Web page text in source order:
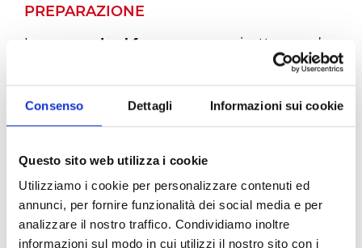
Consenso Dettagli Informazioni sui cookie
Questo sito web utilizza i cookie
Utilizziamo i cookie per personalizzare contenuti ed
annunci, per fornire funzionalità dei social media e per
analizzare il nostro traffico. Condividiamo inoltre
informazioni sul modo in cui utilizzi il nostro sito con i
PREPARAZIONE
Le uova sode al forno
sono una ricetta un po’
insolita che ho pensato per Pasqua. Si sa, le uova
si cucinano più o meno sempre allo stesso
semplice ma diverso. Le uova sode al forno sono
buonissime, la scarpetta non può
realizzare, come prima cosa versate laPassata
Classica Pomìin un tegame, conditela con un
cucchiaio di olio, sale, basilico, peperoncino e
lasciate cuocere per 10 minuti.